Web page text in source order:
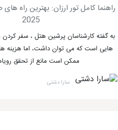
راهنما کامل تور ارزان: بهترین راه
2025
به گفته کارشناسان پرشین هتل ، سفر کردن
هایی است که می توان داشت، اما هزینه
ممکن است مانع از تحقق
سارا دشتی